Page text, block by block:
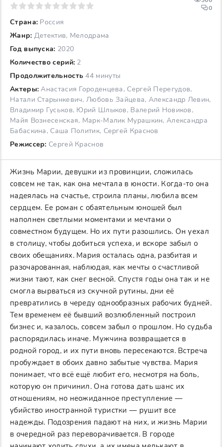
Страна: Россия
Жанр: Детектив, Мелодрама
Год выпуска: 2020
Количество серий: 2
Продолжительность 44 минуты
Актеры: Анастасия Городенцева, Сергей Перегудов,
Натали Старынкевич, Любовь Зайцева, Александр Левин,
Владимир Гуськов, Юрий Шлыков, Валерий Новиков,
Майя Вознесенская, Марк-Малик Мурашкин, Александра
Бабаскина, Саша Политик, Сергей Краснов
Режиссер: Сергей Краснов
0
7 8 9 10
Жизнь Марии, девушки из провинции, сложилась
совсем не так, как она мечтала в юности. Когда-то она
надеялась на счастье, строила планы, любила всем
сердцем. Ее роман с обаятельным юношей был
наполнен светлыми моментами и мечтами о
совместном будущем. Но их пути разошлись. Он уехал
в столицу, чтобы добиться успеха, и вскоре забыл о
своих обещаниях. Мария осталась одна, разбитая и
разочарованная, наблюдая, как мечты о счастливой
жизни тают, как снег весной. Спустя годы она так и не
смогла вырваться из скучной рутины, дни её
превратились в череду однообразных рабочих будней.
Тем временем её бывший возлюбленный построил
бизнес и, казалось, совсем забыл о прошлом. Но судьба
распорядилась иначе. Мужчина возвращается в
родной город, и их пути вновь пересекаются. Встреча
пробуждает в обоих давно забытые чувства. Мария
понимает, что всё ещё любит его, несмотря на боль,
которую он причинил. Она готова дать шанс их
отношениям, но неожиданное преступление —
убийство иностранной туристки — рушит все
надежды. Подозрения падают на них, и жизнь Марии
в очередной раз переворачивается. В городе